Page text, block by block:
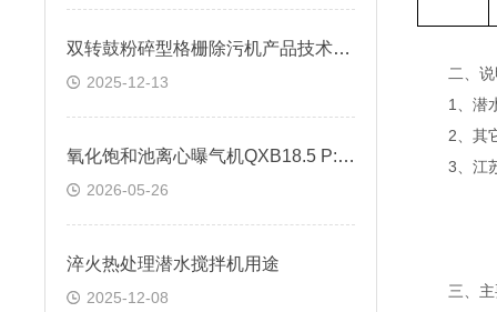
双转鼓粉碎型格栅除污机产品技术说明
2025-12-13
氧化饱和池离心曝气机QXB18.5 P:18.5KW技术参数
2026-05-26
淬火热处理潜水搅拌机用途
2025-12-08
二、说
1、潜水
2、其它
3、江苏
三、主